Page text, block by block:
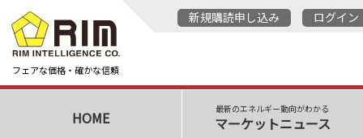
フェアな価格・確かな信頼
新規購読申し込み ログイン
HOME 最新のエネルギー動向がわかる
マーケットニュース